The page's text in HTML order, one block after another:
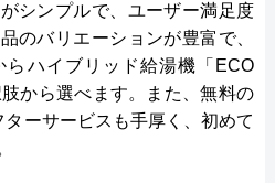
シンプルで、ユーザー満足度
のバリエーションが豊富で、
ハイブリッド給湯機「ECO
から選べます。また、無料の
ーサービスも手厚く、初めて